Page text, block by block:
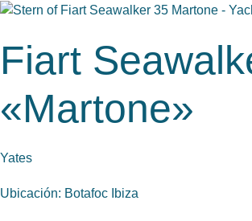
Fiart
«Martone»
Yates
Ubicación: Botafoc Ibiza